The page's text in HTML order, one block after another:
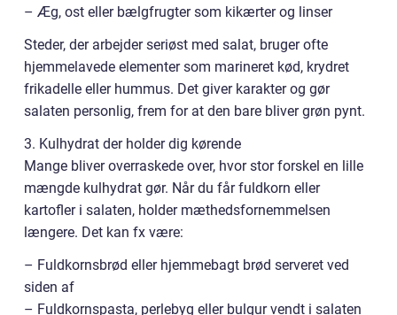
– Æg, ost eller bælgfrugter som kikærter og linser
Steder, der arbejder seriøst med salat, bruger ofte
hjemmelavede elementer som marineret kød, krydret
frikadelle eller hummus. Det giver karakter og gør
salaten personlig, frem for at den bare bliver grøn pynt.
3. Kulhydrat der holder dig kørende
Mange bliver overraskede over, hvor stor forskel en lille
mængde kulhydrat gør. Når du får fuldkorn eller
kartofler i salaten, holder mæthedsfornemmelsen
længere. Det kan fx være:
– Fuldkornsbrød eller hjemmebagt brød serveret ved
siden af
– Fuldkornspasta, perlebyg eller bulgur vendt i salaten